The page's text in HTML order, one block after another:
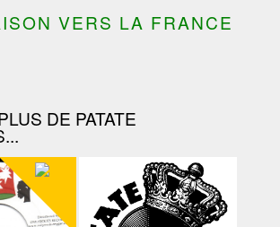
VERS LA FRANCE
DE PATATE